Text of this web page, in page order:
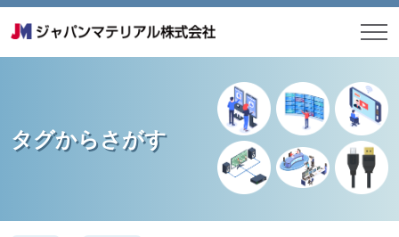
タグからさがす